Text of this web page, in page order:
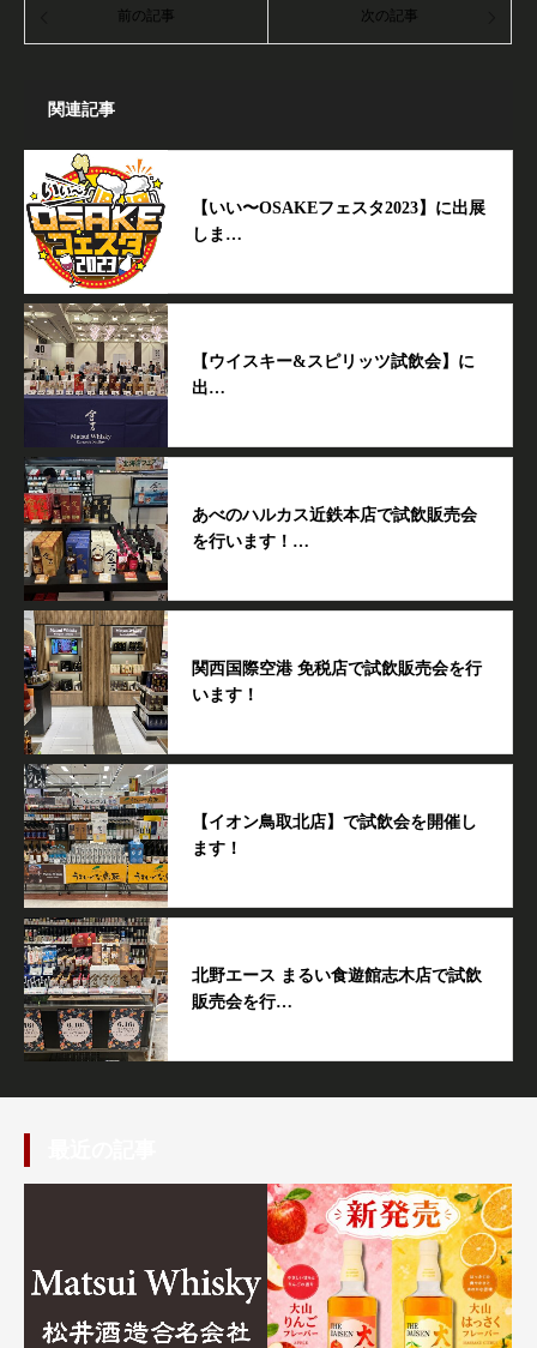
前の記事 次の記事
関連記事
【いい〜OSAKEフェスタ2023】に出展
しま…
【ウイスキー&スピリッツ試飲会】に
出…
あべのハルカス近鉄本店で試飲販売会
を行います！…
関西国際空港 免税店で試飲販売会を行
います！
【イオン鳥取北店】で試飲会を開催し
ます！
北野エース まるい食遊館志木店で試飲
販売会を行…